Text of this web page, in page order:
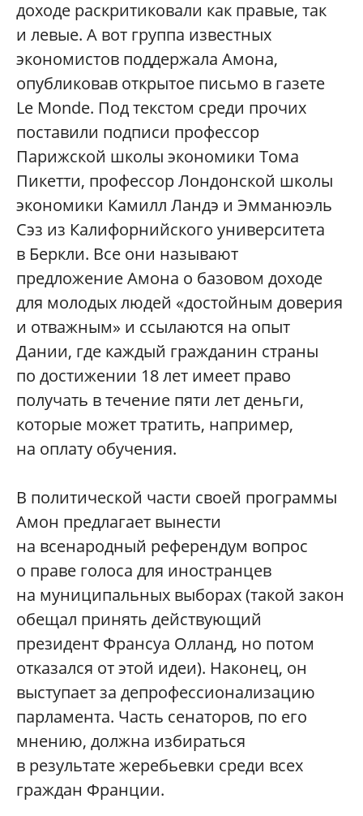
доходе раскритиковали как правые, так
и левые. А вот группа известных
экономистов поддержала Амона,
опубликовав открытое письмо в газете
Le Monde. Под текстом среди прочих
поставили подписи профессор
Парижской школы экономики Тома
Пикетти, профессор Лондонской школы
экономики Камилл Ландэ и Эмманюэль
Сэз из Калифорнийского университета
в Беркли. Все они называют
предложение Амона о базовом доходе
для молодых людей «достойным доверия
и отважным» и ссылаются на опыт
Дании, где каждый гражданин страны
по достижении 18 лет имеет право
получать в течение пяти лет деньги,
которые может тратить, например,
на оплату обучения.
В политической части своей программы
Амон предлагает вынести
на всенародный референдум вопрос
о праве голоса для иностранцев
на муниципальных выборах (такой закон
обещал принять действующий
президент Франсуа Олланд, но потом
отказался от этой идеи). Наконец, он
выступает за депрофессионализацию
парламента. Часть сенаторов, по его
мнению, должна избираться
в результате жеребьевки среди всех
граждан Франции.